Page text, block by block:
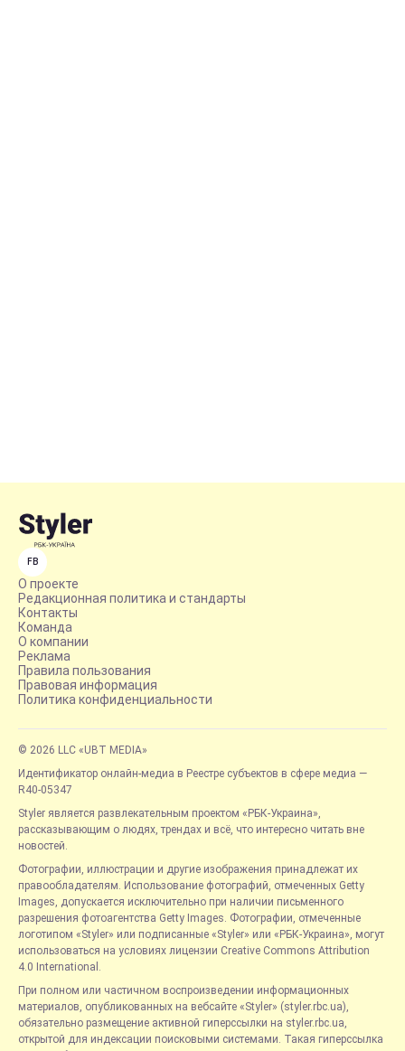
FB
О проекте
Редакционная политика и стандарты
Контакты
Команда
О компании
Реклама
Правила пользования
Правовая информация
Политика конфиденциальности
© 2026 LLC «UBT MEDIA»
Идентификатор онлайн-медиа в Реестре субъектов в сфере медиа —
R40-05347
Styler является развлекательным проектом «РБК-Украина»,
рассказывающим о людях, трендах и всё, что интересно читать вне
новостей.
Фотографии, иллюстрации и другие изображения принадлежат их
правообладателям. Использование фотографий, отмеченных Getty
Images, допускается исключительно при наличии письменного
разрешения фотоагентства Getty Images. Фотографии, отмеченные
логотипом «Styler» или подписанные «Styler» или «РБК-Украина», могут
использоваться на условиях лицензии Creative Commons Attribution
4.0 International.
При полном или частичном воспроизведении информационных
материалов, опубликованных на вебсайте «Styler» (styler.rbc.ua),
обязательно размещение активной гиперссылки на styler.rbc.ua,
открытой для индексации поисковыми системами. Такая гиперссылка